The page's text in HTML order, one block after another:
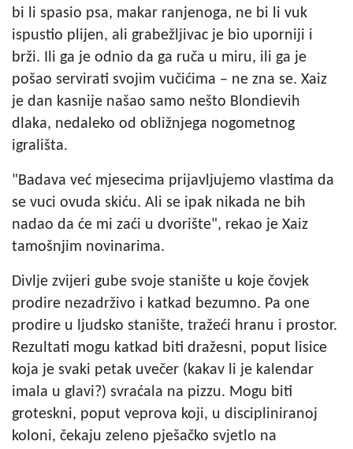
bi li spasio psa, makar ranjenoga, ne bi li vuk
ispustio plijen, ali grabežljivac je bio uporniji i
brži. Ili ga je odnio da ga ruča u miru, ili ga je
pošao servirati svojim vučićima – ne zna se. Xaiz
je dan kasnije našao samo nešto Blondievih
dlaka, nedaleko od obližnjega nogometnog
igrališta.
"Badava već mjesecima prijavljujemo vlastima da
se vuci ovuda skiću. Ali se ipak nikada ne bih
nadao da će mi zaći u dvorište", rekao je Xaiz
tamošnjim novinarima.
Divlje zvijeri gube svoje stanište u koje čovjek
prodire nezadrživo i katkad bezumno. Pa one
prodire u ljudsko stanište, tražeći hranu i prostor.
Rezultati mogu katkad biti dražesni, poput lisice
koja je svaki petak uvečer (kakav li je kalendar
imala u glavi?) svraćala na pizzu. Mogu biti
groteskni, poput veprova koji, u discipliniranoj
koloni, čekaju zeleno pješačko svjetlo na